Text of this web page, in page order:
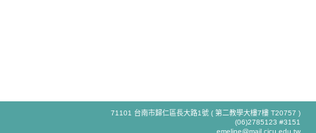
71101 台南市歸仁區長大路1號 ( 第二教學大樓7樓 T20757 )
(06)2785123 #3151